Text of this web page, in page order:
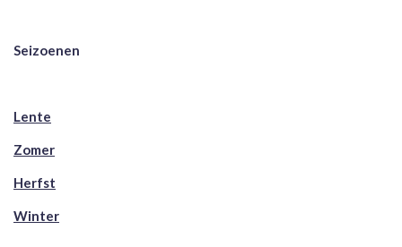
Seizoenen
Lente
Zomer
Herfst
Winter